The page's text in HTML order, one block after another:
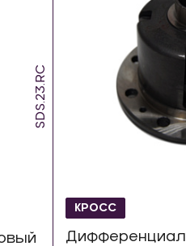
SDS.23.RC
КРОСС
Дифференциал